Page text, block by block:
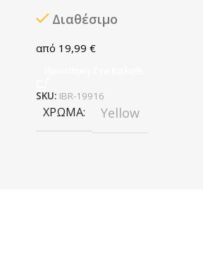
Διαθέσιμο
19,99€
SKU: IBR-19916
ΧΡΏΜΑ Yellow